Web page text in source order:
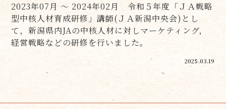
2023年07月 ～ 2024年02月 令和５年度「ＪＡ戦略
型中核人材育成研修」講師(ＪＡ新潟中央会)とし
て，新潟県内JAの中核人材に対しマーケティング，
経営戦略などの研修を行いました。
2025.03.19